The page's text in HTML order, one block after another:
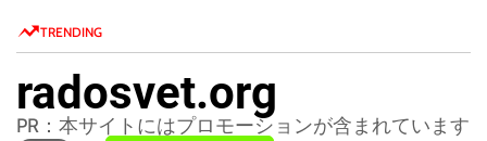
TRENDING
radosvet.org
PR：本サイトにはプロモーションが含まれています